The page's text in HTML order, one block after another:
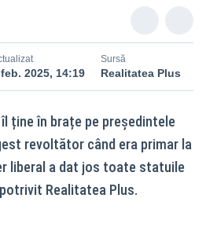
2025, 14:19
Sursă
Realitatea Plus
ține în brațe pe președintele
revoltător când era primar la
liberal a dat jos toate statuile
Realitatea Plus.